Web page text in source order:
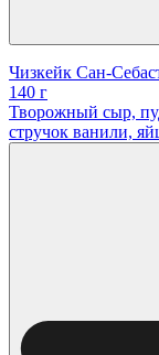
Чизкейк Сан-
140 г
Творожный сыр,
стручок ванили,